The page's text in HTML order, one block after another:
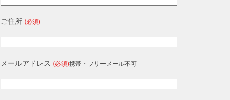
ご住所 (必須)
メールアドレス (必須)携帯・フリーメール不可